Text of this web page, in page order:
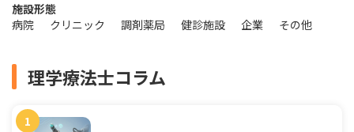
施設形態
病院
クリニック 調剤薬局 健診施設 企業 その他
理学療法士コラム